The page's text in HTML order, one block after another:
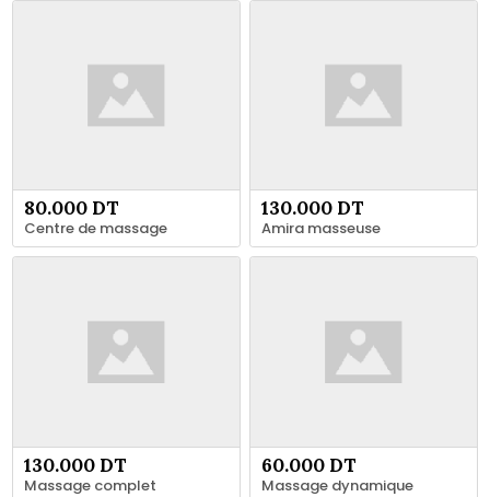
80.000 DT
Centre de massage
130.000 DT
Amira masseuse
130.000 DT
Massage complet
60.000 DT
Massage dynamique